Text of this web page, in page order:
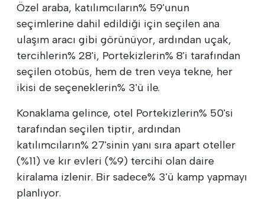
Özel araba, katılımcıların% 59'unun
seçimlerine dahil edildiği için seçilen ana
ulaşım aracı gibi görünüyor, ardından uçak,
tercihlerin% 28'i, Portekizlerin% 8'i tarafından
seçilen otobüs, hem de tren veya tekne, her
ikisi de seçeneklerin% 3'ü ile.
Konaklama gelince, otel Portekizlerin% 50'si
tarafından seçilen tiptir, ardından
katılımcıların% 27'sinin yanı sıra apart oteller
(%11) ve kır evleri (%9) tercihi olan daire
kiralama izlenir. Bir sadece% 3'ü kamp yapmayı
planlıyor.